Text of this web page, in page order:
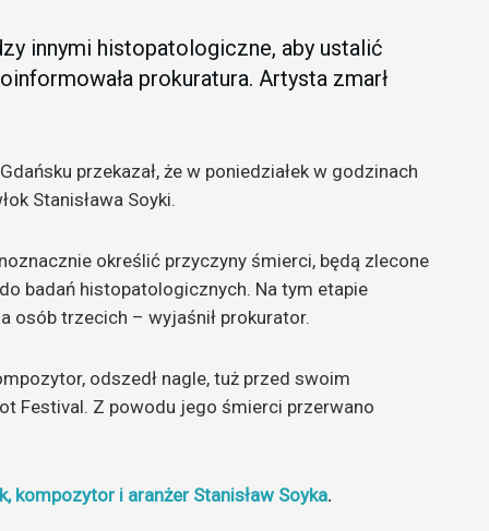
innymi histopatologiczne, aby ustalić
prokuratura. Artysta zmarł
przekazał, że w poniedziałek w godzinach
Stanisława Soyki.
określić przyczyny śmierci, będą zlecone
badań histopatologicznych. Na tym etapie
osób trzecich – wyjaśnił prokurator.
odszedł nagle, tuż przed swoim
Festival. Z powodu jego śmierci przerwano
kompozytor i aranżer Stanisław Soyka.